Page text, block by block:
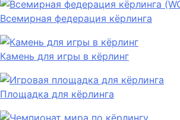
Всемирная федерация кёрлинга
Камень для игры в кёрлинг
Площадка для кёрлинга